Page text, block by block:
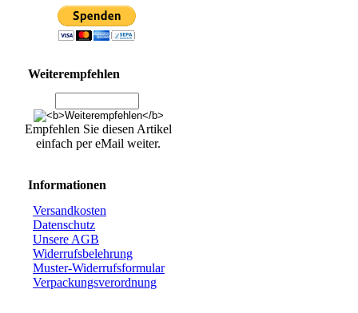
Weiterempfehlen
Empfehlen Sie diesen Artikel
einfach per eMail weiter.
Informationen
Versandkosten
Datenschutz
Unsere AGB
Widerrufsbelehrung
Muster-Widerrufsformular
Verpackungsverordnung